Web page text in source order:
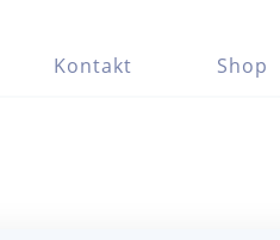
Kontakt Shop